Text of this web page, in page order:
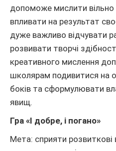
допоможе мислити
впливати на результат
дуже важливо відчувати
розвивати творчі
креативного мислення
школярам подивитися на
боків та сформулювати
явищ.
Гра «І добре, і погано»
Мета: сприяти розвиткові